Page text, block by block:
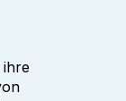
ihre